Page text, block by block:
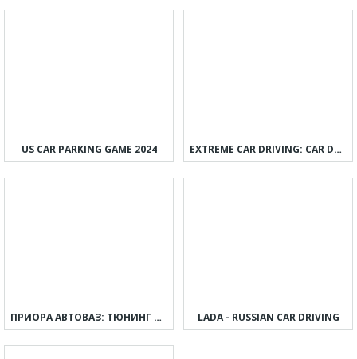
US CAR PARKING GAME 2024 EXTREME CAR DRIVING: CAR DRIFT
ПРИОРА АВТОВАЗ: ТЮНИНГ И ДРИФТ LADA - RUSSIAN CAR DRIVING